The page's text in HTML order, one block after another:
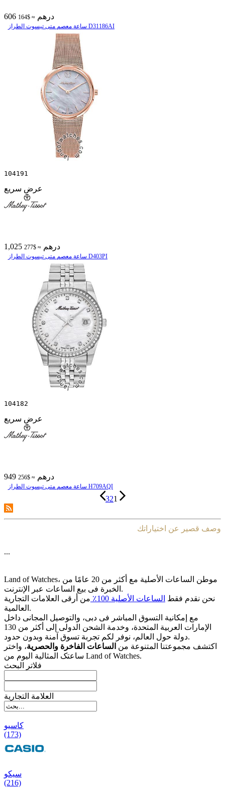
606 درهم ≈ $164
ساعة معصم متی تیسوت الطراز D31186AI
104191
عرض سريع
1,025 درهم ≈ $277
ساعة معصم متی تیسوت الطراز D403PI
104182
عرض سريع
949 درهم ≈ $256
ساعة معصم متی تیسوت الطراز H709AQI
321
وصف قصير عن اختياراتك
...
Land of Watches، موطن الساعات الأصلیة مع أکثر من 20 عامًا من
الخبرة فی بیع الساعات عبر الإنترنت.
نحن نقدم فقط الساعات الأصلیة 100٪
من أرقى العلامات التجاریة
العالمیة.
مع إمکانیة التسوق المباشر فی دبی، والتوصیل المجانی داخل
الإمارات العربیة المتحدة، وخدمة الشحن الدولی إلى أکثر من 130
دولة حول العالم، نوفر لکم تجربة تسوق آمنة وبدون حدود.
اکتشف مجموعتنا المتنوعة من الساعات الفاخرة والحصریة، واختر
ساعتک المثالیة الیوم من Land of Watches.
فلاتر البحث
العلامة التجارية
کاسیو
(173)
سیکو
(216)